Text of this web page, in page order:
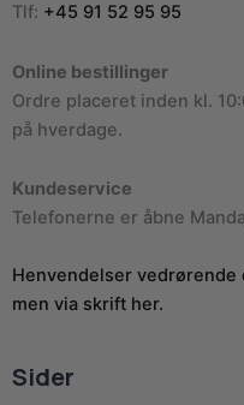
Tlf: +45 91 52 95 95
Online bestillinger
Ordre placeret inden kl.
på hverdage.
Kundeservice
Telefonerne er åbne
Henvendelser
men via skrift her.
Sider